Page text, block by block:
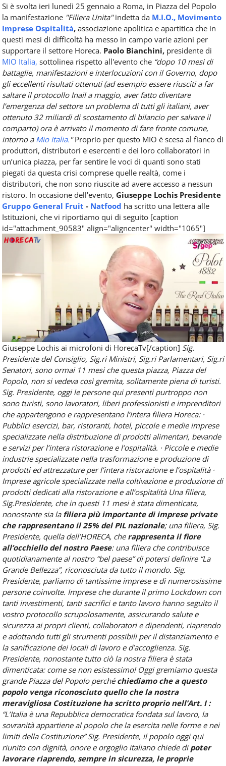
Si è svolta ieri lunedì 25 gennaio a Roma, in Piazza del Popolo
la manifestazione "Filiera Unita"indetta da M.I.O., Movimento
Imprese Ospitalità, associazione apolitica e apartitica che in
questi mesi di difficoltà ha messo in campo varie azioni per
supportare il settore Horeca. Paolo Bianchini, presidente di
MIO Italia, sottolinea rispetto all'evento che “dopo 10 mesi di
battaglie, manifestazioni e interlocuzioni con il Governo, dopo
gli eccellenti risultati ottenuti (ad esempio essere riusciti a far
saltare il protocollo Inail a maggio, aver fatto diventare
l’emergenza del settore un problema di tutti gli italiani, aver
ottenuto 32 miliardi di scostamento di bilancio per salvare il
comparto) ora è arrivato il momento di fare fronte comune,
intorno a Mio Italia. "Proprio per questo MIO è scesa al fianco di
produttori, distributori e esercenti e dei loro collaboratori in
un’unica piazza, per far sentire le voci di quanti sono stati
piegati da questa crisi comprese quelle realtà, come i
distributori, che non sono riuscite ad avere accesso a nessun
ristoro. In occasione dell'evento, Giuseppe Lochis Presidente
Gruppo General Fruit - Natfood ha scritto una lettera alle
Istituzioni, che vi riportiamo qui di seguito [caption
id="attachment_90583" align="aligncenter" width="1065"]
Giuseppe Lochis ai microfoni di HorecaTv[/caption] Sig.
Presidente del Consiglio, Sig.ri Ministri, Sig.ri Parlamentari, Sig.ri
Senatori, sono ormai 11 mesi che questa piazza, Piazza del
Popolo, non si vedeva così gremita, solitamente piena di turisti.
Sig. Presidente, oggi le persone qui presenti purtroppo non
sono turisti, sono lavoratori, liberi professionisti e imprenditori
che appartengono e rappresentano l’intera filiera Horeca: ·
Pubblici esercizi, bar, ristoranti, hotel, piccole e medie imprese
specializzate nella distribuzione di prodotti alimentari, bevande
e servizi per l’intera ristorazione e l’ospitalità. · Piccole e medie
industrie specializzate nella trasformazione e produzione di
prodotti ed attrezzature per l’intera ristorazione e l’ospitalità ·
Imprese agricole specializzate nella coltivazione e produzione di
prodotti dedicati alla ristorazione e all’ospitalità Una filiera,
Sig.Presidente, che in questi 11 mesi è stata dimenticata,
nonostante sia la filiera più importante di imprese private
che rappresentano il 25% del PIL nazionale; una filiera, Sig.
Presidente, quella dell’HORECA, che rappresenta il fiore
all’occhiello del nostro Paese: una filiera che contribuisce
quotidianamente al nostro “bel paese” di potersi definire “La
Grande Bellezza”, riconosciuta da tutto il mondo. Sig.
Presidente, parliamo di tantissime imprese e di numerosissime
persone coinvolte. Imprese che durante il primo Lockdown con
tanti investimenti, tanti sacrifici e tanto lavoro hanno seguito il
vostro protocollo scrupolosamente, assicurando salute e
sicurezza ai propri clienti, collaboratori e dipendenti, riaprendo
e adottando tutti gli strumenti possibili per il distanziamento e
la sanificazione dei locali di lavoro e d’accoglienza. Sig.
Presidente, nonostante tutto ciò la nostra filiera è stata
dimenticata: come se non esistessimo! Oggi gremiamo questa
grande Piazza del Popolo perché chiediamo che a questo
popolo venga riconosciuto quello che la nostra
meravigliosa Costituzione ha scritto proprio nell’Art. I :
“L’Italia è una Repubblica democratica fondata sul lavoro, la
sovranità appartiene al popolo che la esercita nelle forme e nei
limiti della Costituzione” Sig. Presidente, il popolo oggi qui
riunito con dignità, onore e orgoglio italiano chiede dipoter
lavorare riaprendo, sempre in sicurezza, le proprie